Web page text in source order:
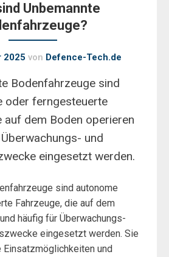
Unbemannte
2025 von Defence-Tech.de
Bodenfahrzeuge sind
oder ferngesteuerte
auf dem Boden operieren
und
eingesetzt werden.
sind autonome
Fahrzeuge, die auf dem
häufig für Überwachungs-
eingesetzt werden. Sie
und